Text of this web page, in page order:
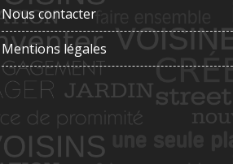
Nous contacter
Mentions légales